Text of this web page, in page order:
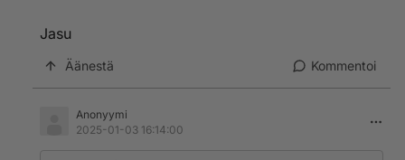
Jasu
Äänestä Kommentoi
Anonyymi
2025-01-03 16:14:00